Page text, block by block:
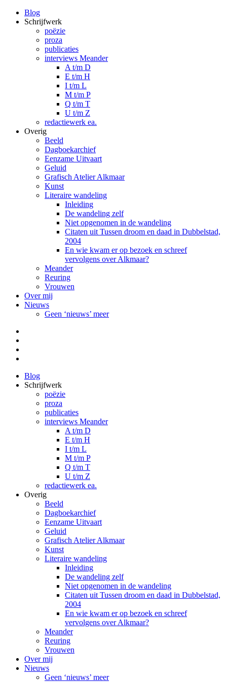
Blog
Schrijfwerk
poëzie
proza
publicaties
interviews Meander
A t/m D
E t/m H
I t/m L
M t/m P
Q t/m T
U t/m Z
redactiewerk ea.
Overig
Beeld
Dagboekarchief
Eenzame Uitvaart
Geluid
Grafisch Atelier Alkmaar
Kunst
Literaire wandeling
Inleiding
De wandeling zelf
Niet opgenomen in de wandeling
Citaten uit Tussen droom en daad in Dubbelstad,
2004
En wie kwam er op bezoek en schreef
vervolgens over Alkmaar?
Meander
Reuring
Vrouwen
Over mij
Nieuws
Geen ‘nieuws’ meer
Blog
Schrijfwerk
poëzie
proza
publicaties
interviews Meander
A t/m D
E t/m H
I t/m L
M t/m P
Q t/m T
U t/m Z
redactiewerk ea.
Overig
Beeld
Dagboekarchief
Eenzame Uitvaart
Geluid
Grafisch Atelier Alkmaar
Kunst
Literaire wandeling
Inleiding
De wandeling zelf
Niet opgenomen in de wandeling
Citaten uit Tussen droom en daad in Dubbelstad,
2004
En wie kwam er op bezoek en schreef
vervolgens over Alkmaar?
Meander
Reuring
Vrouwen
Over mij
Nieuws
Geen ‘nieuws’ meer